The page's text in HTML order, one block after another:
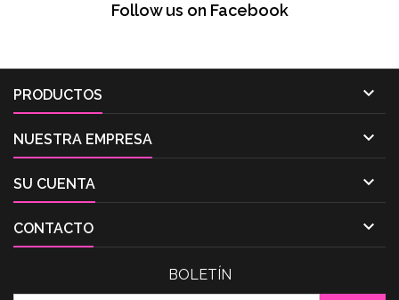
Follow us on Facebook
PRODUCTOS 
NUESTRA EMPRESA 
SU CUENTA 
CONTACTO 
BOLETÍN